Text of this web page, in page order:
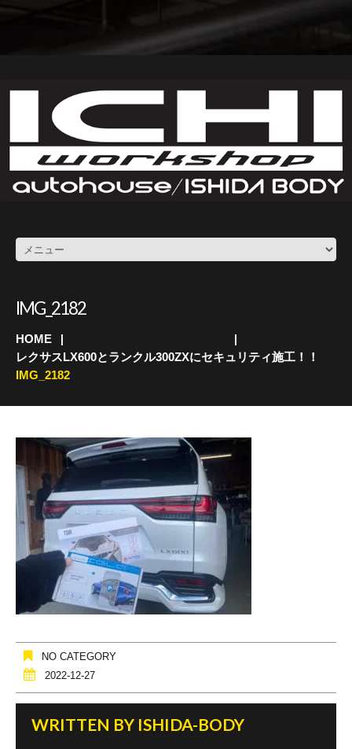
IMG_2182
HOME
レクサスLX600とランクル300ZXにセキュリティ施工！！
IMG_2182
NO CATEGORY
2022-12-27
WRITTEN BY ISHIDA-BODY